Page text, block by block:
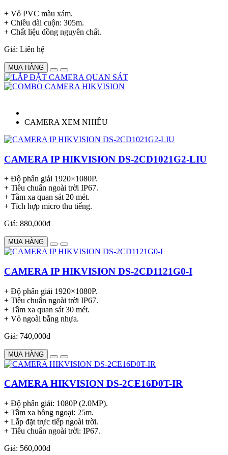
+ Vỏ PVC màu xám.
+ Chiều dài cuộn: 305m.
+ Chất liệu đồng nguyên chất.
Giá: Liên hệ
MUA HÀNG
CAMERA XEM NHIỀU
CAMERA IP HIKVISION DS-2CD1021G2-LIU
+ Độ phân giải 1920×1080P.
+ Tiêu chuẩn ngoài trời IP67.
+ Tầm xa quan sát 20 mét.
+ Tích hợp micro thu tiếng.
Giá: 880,000đ
MUA HÀNG
CAMERA IP HIKVISION DS-2CD1121G0-I
+ Độ phân giải 1920×1080P.
+ Tiêu chuẩn ngoài trời IP67.
+ Tầm xa quan sát 30 mét.
+ Vỏ ngoài bằng nhựa.
Giá: 740,000đ
MUA HÀNG
CAMERA HIKVISION DS-2CE16D0T-IR
+ Độ phân giải: 1080P (2.0MP).
+ Tầm xa hồng ngoại: 25m.
+ Lắp đặt trực tiếp ngoài trời.
+ Tiêu chuẩn ngoài trời: IP67.
Giá: 560,000đ